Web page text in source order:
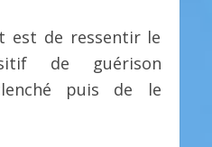
est de ressentir le
de guérison
puis de le